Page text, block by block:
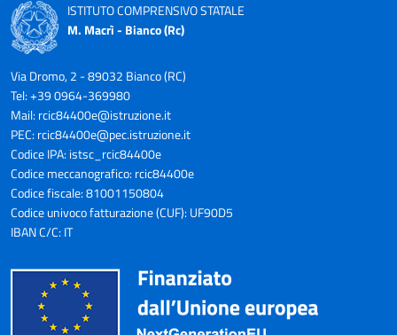
ISTITUTO COMPRENSIVO STATALE
M. Macrì - Bianco (Rc)
Via Dromo, 2 - 89032 Bianco (RC)
Tel: +39 0964-369980
Mail:rcic84400e@istruzione.it
PEC:rcic84400e@pec.istruzione.it
Codice IPA: istsc_rcic84400e
Codice meccanografico: rcic84400e
Codice fiscale: 81001150804
Codice univoco fatturazione (CUF): UF90D5
IBAN C/C: IT